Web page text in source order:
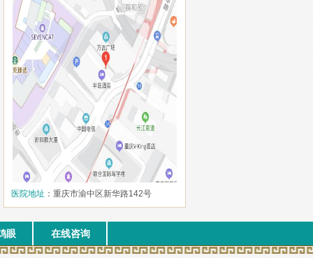
医院地址 ：重庆市渝中区新华路142号
眼 在线咨询